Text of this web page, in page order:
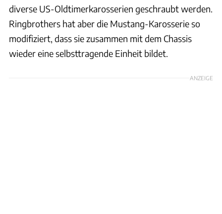
diverse US-Oldtimerkarosserien geschraubt werden.
Ringbrothers hat aber die Mustang-Karosserie so
modifiziert, dass sie zusammen mit dem Chassis
wieder eine selbsttragende Einheit bildet.
ANZEIGE